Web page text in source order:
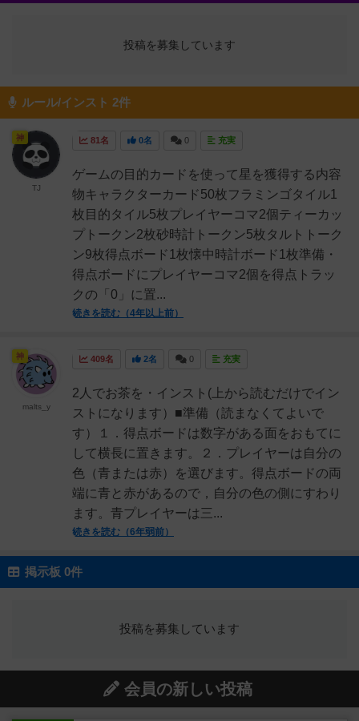
投稿を募集しています
ルール/インスト 2件
81名 0名 0 充実
ゲームの目的カードを使って星を獲得する内容
物キャラクターカード50枚フラミンゴタイル1
枚目的タイル5枚プレイヤーコマ2個ティーカッ
プトークン2枚砂時計トークン5枚タルトトーク
ン9枚得点ボード1枚懐中時計ボード1枚準備・
得点ボードにプレイヤーコマ2個を得点トラッ
クの「0」に置...
続きを読む（4年以上前）
神
TJ
409名 2名 0 充実
2人でお茶を・インスト(上から読むだけでイン
ストになります）■準備（読まなくてよいで
す）１．得点ボードは数字がある面をおもてに
して横長に置きます。２．プレイヤーは自分の
色（青または赤）を選びます。得点ボードの両
端に青と赤があるので，自分の色の側にすわり
ます。青プレイヤーは三...
続きを読む（6年弱前）
神
malts_y
掲示板 0件
投稿を募集しています
会員の新しい投稿